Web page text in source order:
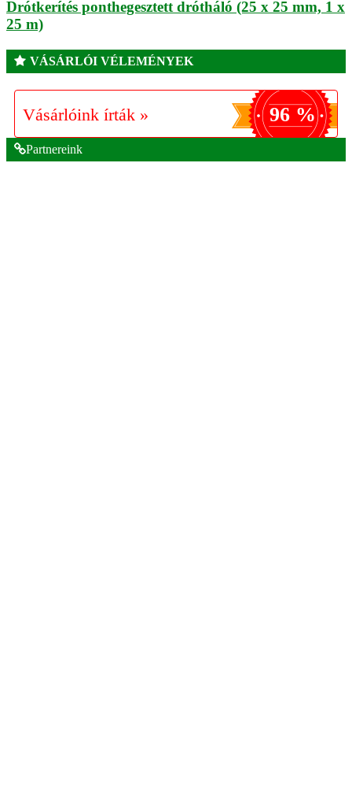
Drótkerítés ponthegesztett drótháló (25 x 25 mm, 1 x
25 m)
VÁSÁRLÓI VÉLEMÉNYEK
Vásárlóink írták » 96 %
Partnereink